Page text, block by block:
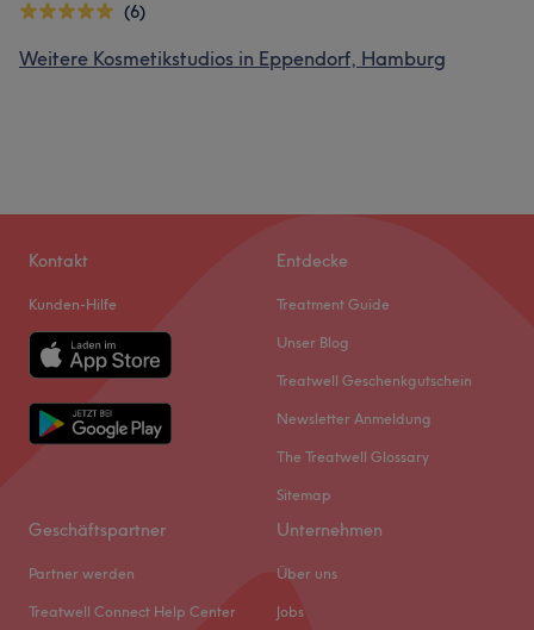
(6)
Weitere Kosmetikstudios in Eppendorf, Hamburg
Kontakt
Kunden-Hilfe
Entdecke
Treatment Guide
Unser Blog
Treatwell Geschenkgutschein
Newsletter Anmeldung
The Treatwell Glossary
Sitemap
Geschäftspartner
Partner werden
Treatwell Connect Help Center
Unternehmen
Über uns
Jobs